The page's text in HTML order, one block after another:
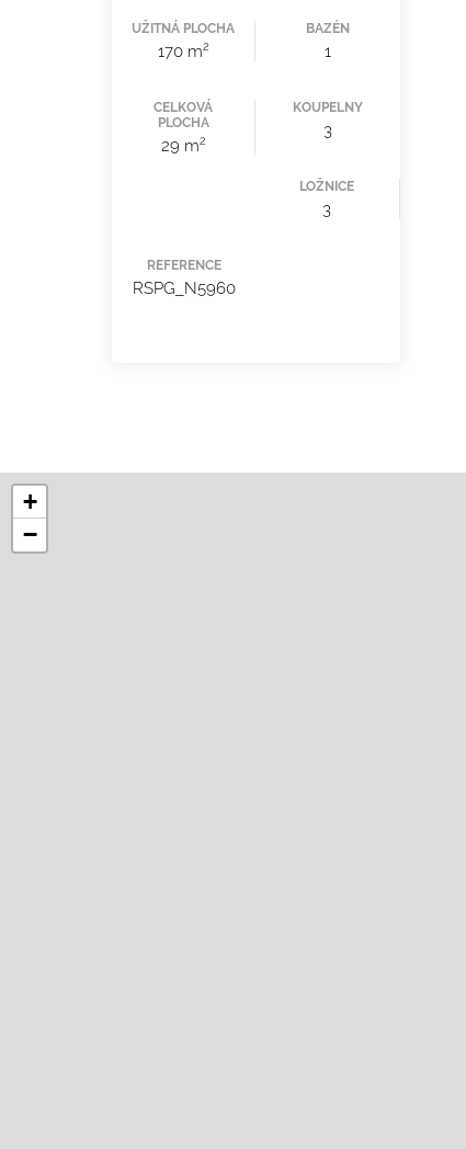
UŽITNÁ PLOCHA
170 m2
BAZÉN
1
CELKOVÁ
PLOCHA
29 m2
KOUPELNY
3
LOŽNICE
3
REFERENCE
RSPG_N5960
+
−